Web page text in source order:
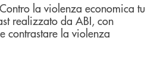
la violenza economica tu
realizzato da ABI, con
contrastare la violenza